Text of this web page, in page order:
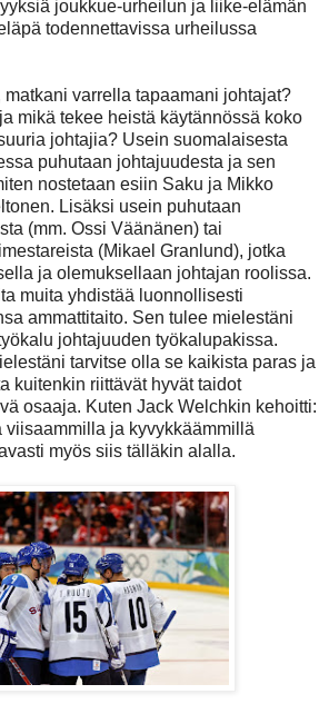
joukkue-urheilun ja liike-elämän
todennettavissa urheilussa
matkani varrella tapaamani johtajat?
mikä tekee heistä käytännössä koko
johtajia? Usein suomalaisesta
puhutaan johtajuudesta ja sen
nostetaan esiin Saku ja Mikko
Lisäksi usein puhutaan
(mm. Ossi Väänänen) tai
(Mikael Granlund), jotka
ja olemuksellaan johtajan roolissa.
muita yhdistää luonnollisesti
ammattitaito. Sen tulee mielestäni
johtajuuden työkalupakissa.
tarvitse olla se kaikista paras ja
kuitenkin riittävät hyvät taidot
osaaja. Kuten Jack Welchkin kehoitti:
viisaammilla ja kyvykkäämmillä
myös siis tälläkin alalla.